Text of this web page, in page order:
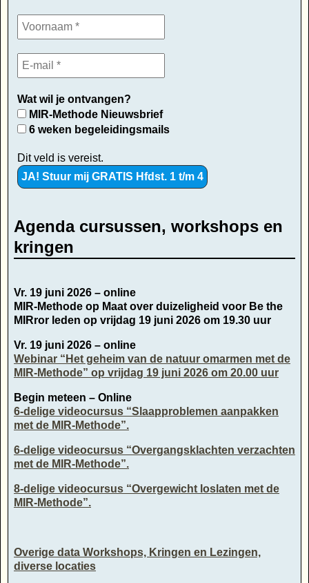
Wat wil je ontvangen?
MIR-Methode Nieuwsbrief
6 weken begeleidingsmails
Dit veld is vereist.
Agenda cursussen, workshops en
kringen
Vr. 19 juni 2026 – online
MIR-Methode op Maat over duizeligheid voor Be the
MIRror leden op vrijdag 19 juni 2026 om 19.30 uur
Vr. 19 juni 2026 – online
Webinar “Het geheim van de natuur omarmen met de
MIR-Methode” op vrijdag 19 juni 2026 om 20.00 uur
Begin meteen – Online
6-delige videocursus “Slaapproblemen aanpakken
met de MIR-Methode”.
6-delige videocursus “Overgangsklachten verzachten
met de MIR-Methode”.
8-delige videocursus “Overgewicht loslaten met de
MIR-Methode”.
Overige data Workshops, Kringen en Lezingen,
diverse locaties